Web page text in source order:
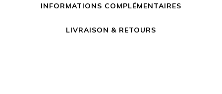
INFORMATIONS COMPLÉMENTAIRES
LIVRAISON & RETOURS